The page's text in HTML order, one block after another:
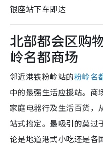
银座站下车即达
北部都会区购
岭名都商场
邻近港铁粉岭站的粉岭名
中的最强生活应援站。商
家庭电器行及生活百货，
站式搞定。最吸引的莫过
论是地道港式小吃还是各